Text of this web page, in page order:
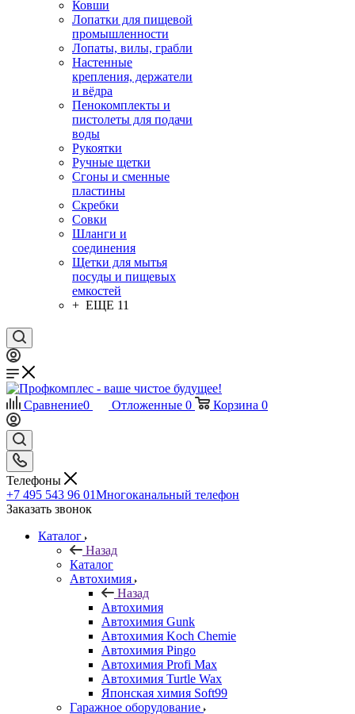
Ковши
Лопатки для пищевой
промышленности
Лопаты, вилы, грабли
Настенные
крепления, держатели
и вёдра
Пенокомплекты и
пистолеты для подачи
воды
Рукоятки
Ручные щетки
Сгоны и сменные
пластины
Скребки
Совки
Шланги и
соединения
Щетки для мытья
посуды и пищевых
емкостей
+ ЕЩЕ 11
Сравнение0 Отложенные 0 Корзина 0
Телефоны
+7 495 543 96 01Многоканальный телефон
Заказать звонок
Каталог
Назад
Каталог
Автохимия
Назад
Автохимия
Автохимия Gunk
Автохимия Koch Chemie
Автохимия Pingo
Автохимия Profi Max
Автохимия Turtle Wax
Японская химия Soft99
Гаражное оборудование